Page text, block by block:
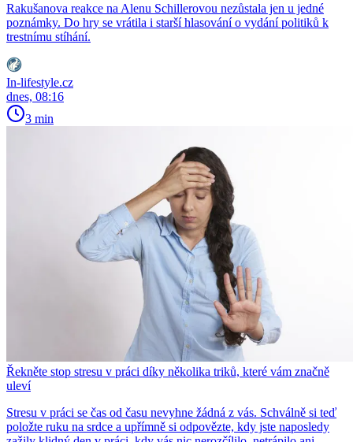
Rakušanova reakce na Alenu Schillerovou nezůstala jen u jedné
poznámky. Do hry se vrátila i starší hlasování o vydání politiků k
trestnímu stíhání.
In-lifestyle.cz
dnes, 08:16
3 min
Řekněte stop stresu v práci díky několika triků, které vám značně
uleví
Stresu v práci se čas od času nevyhne žádná z vás. Schválně si teď
položte ruku na srdce a upřímně si odpovězte, kdy jste naposledy